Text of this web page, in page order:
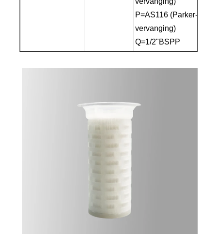
P=AS116 (Parker-
vervanging)
Q=1/2"BSPP